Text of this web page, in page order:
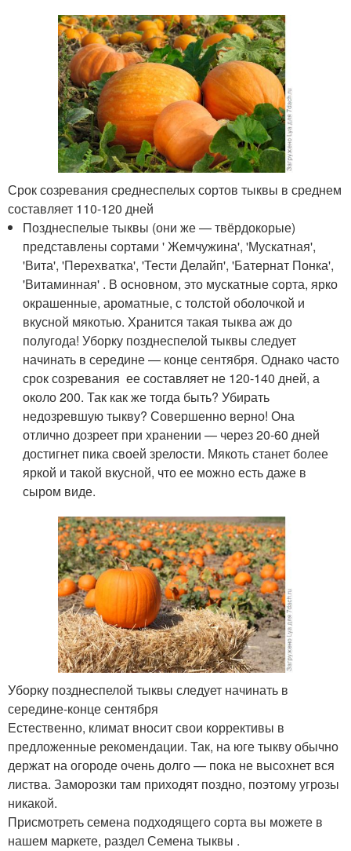
Срок созревания среднеспелых сортов тыквы в среднем
составляет 110-120 дней
Позднеспелые тыквы (они же — твёрдокорые)
представлены сортами ' Жемчужина', 'Мускатная',
'Вита', 'Перехватка', 'Тести Делайп', 'Батернат Понка',
'Витаминная' . В основном, это мускатные сорта, ярко
окрашенные, ароматные, с толстой оболочкой и
вкусной мякотью. Хранится такая тыква аж до
полугода! Уборку позднеспелой тыквы следует
начинать в середине — конце сентября. Однако часто
срок созревания ее составляет не 120-140 дней, а
около 200. Так как же тогда быть? Убирать
недозревшую тыкву? Совершенно верно! Она
отлично дозреет при хранении — через 20-60 дней
достигнет пика своей зрелости. Мякоть станет более
яркой и такой вкусной, что ее можно есть даже в
сыром виде.
Уборку позднеспелой тыквы следует начинать в
середине-конце сентября
Естественно, климат вносит свои коррективы в
предложенные рекомендации. Так, на юге тыкву обычно
держат на огороде очень долго — пока не высохнет вся
листва. Заморозки там приходят поздно, поэтому угрозы
никакой.
Присмотреть семена подходящего сорта вы можете в
нашем маркете, раздел Семена тыквы .